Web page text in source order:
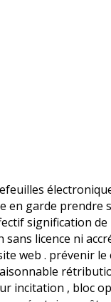
en garde
signification
sans licence ni
web . prévenir
incitation , bloc